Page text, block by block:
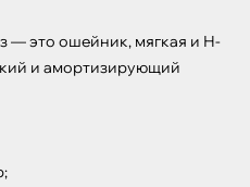
— это ошейник, мягкая и Н-
и амортизирующий